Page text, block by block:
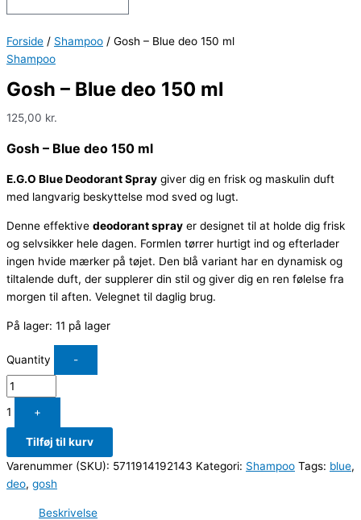
Forside / Shampoo / Gosh – Blue deo 150 ml
Shampoo
Gosh – Blue deo 150 ml
125,00 kr.
Gosh – Blue deo 150 ml
E.G.O Blue Deodorant Spray giver dig en frisk og maskulin duft
med langvarig beskyttelse mod sved og lugt.
Denne effektive deodorant spray er designet til at holde dig frisk
og selvsikker hele dagen. Formlen tørrer hurtigt ind og efterlader
ingen hvide mærker på tøjet. Den blå variant har en dynamisk og
tiltalende duft, der supplerer din stil og giver dig en ren følelse fra
morgen til aften. Velegnet til daglig brug.
På lager: 11 på lager
Quantity -
1 +
Tilføj til kurv
Varenummer (SKU): 5711914192143 Kategori: Shampoo Tags: blue,
deo, gosh
Beskrivelse